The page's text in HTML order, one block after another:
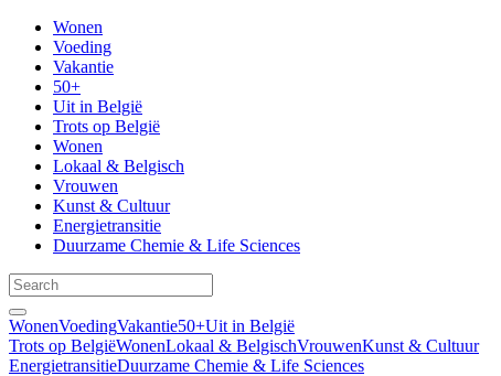
Wonen
Voeding
Vakantie
50+
Uit in België
Trots op België
Wonen
Lokaal & Belgisch
Vrouwen
Kunst & Cultuur
Energietransitie
Duurzame Chemie & Life Sciences
WonenVoedingVakantie50+Uit in België
Trots op BelgiëWonenLokaal & BelgischVrouwenKunst & Cultuur
EnergietransitieDuurzame Chemie & Life Sciences